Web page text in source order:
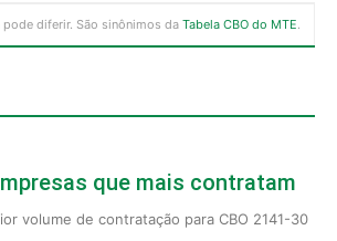
pode diferir. São sinônimos da Tabela CBO do MTE.
que mais contratam
volume de contratação para CBO 2141-30